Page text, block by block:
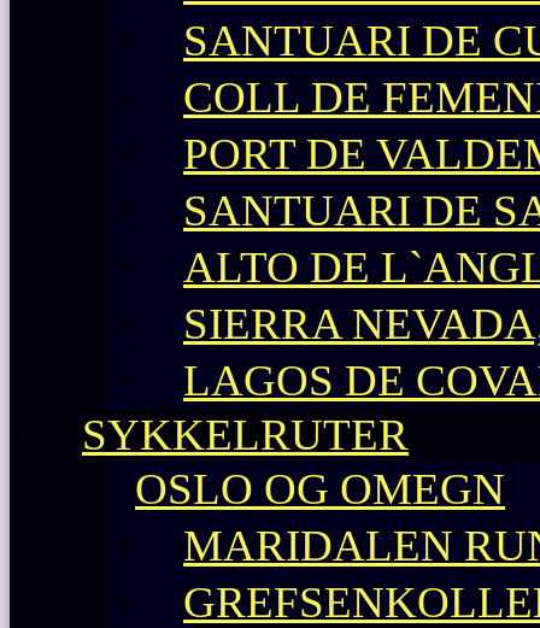
SANTUARI DE
COLL DE
PORT DE
SANTUARI DE
ALTO DE
SIERRA
LAGOS DE
SYKKELRUTER
OSLO OG OMEGN
MARIDALEN